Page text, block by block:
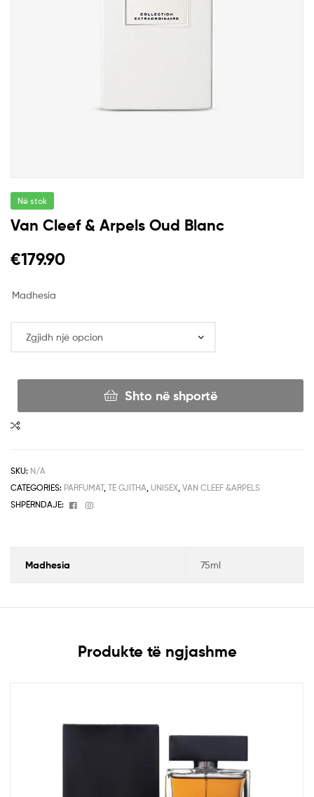
Në stok
Van Cleef & Arpels Oud Blanc
€179.90
Madhesia
Shto në shportë
SKU: N/A
CATEGORIES: PARFUMAT, TË GJITHA, UNISEX, VAN CLEEF &ARPELS
SHPËRNDAJE:
Facebook
Instagram
Madhesia 75ml
Produkte të ngjashme